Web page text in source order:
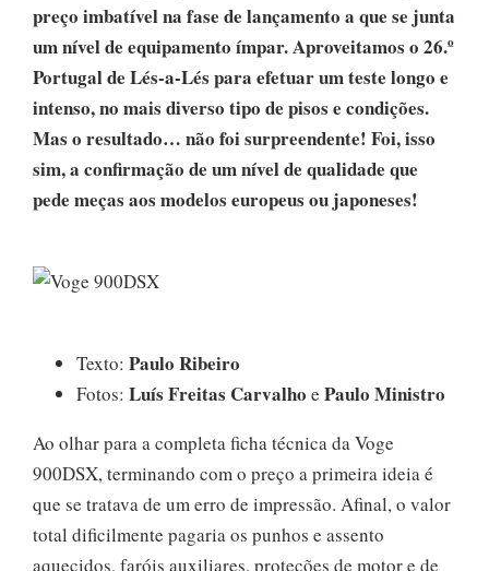
preço imbatível na fase de lançamento a que se junta
um nível de equipamento ímpar. Aproveitamos o 26.º
Portugal de Lés-a-Lés para efetuar um teste longo e
intenso, no mais diverso tipo de pisos e condições.
Mas o resultado… não foi surpreendente! Foi, isso
sim, a confirmação de um nível de qualidade que
pede meças aos modelos europeus ou japoneses!
Texto: Paulo Ribeiro
Fotos: Luís Freitas Carvalho e Paulo Ministro
Ao olhar para a completa ficha técnica da Voge
900DSX, terminando com o preço a primeira ideia é
que se tratava de um erro de impressão. Afinal, o valor
total dificilmente pagaria os punhos e assento
aquecidos, faróis auxiliares, proteções de motor e de